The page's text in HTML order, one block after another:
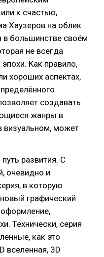
к счастью,
Хаузеров на облик
в большинстве своём
не всегда
Как правило,
хороших аспектах,
создавать
жанры в
визуальном, может
развития. С
очевидно и
в которую
графический
Технически, серия
как это
вселенная, 3D